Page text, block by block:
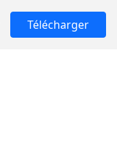
Télécharger